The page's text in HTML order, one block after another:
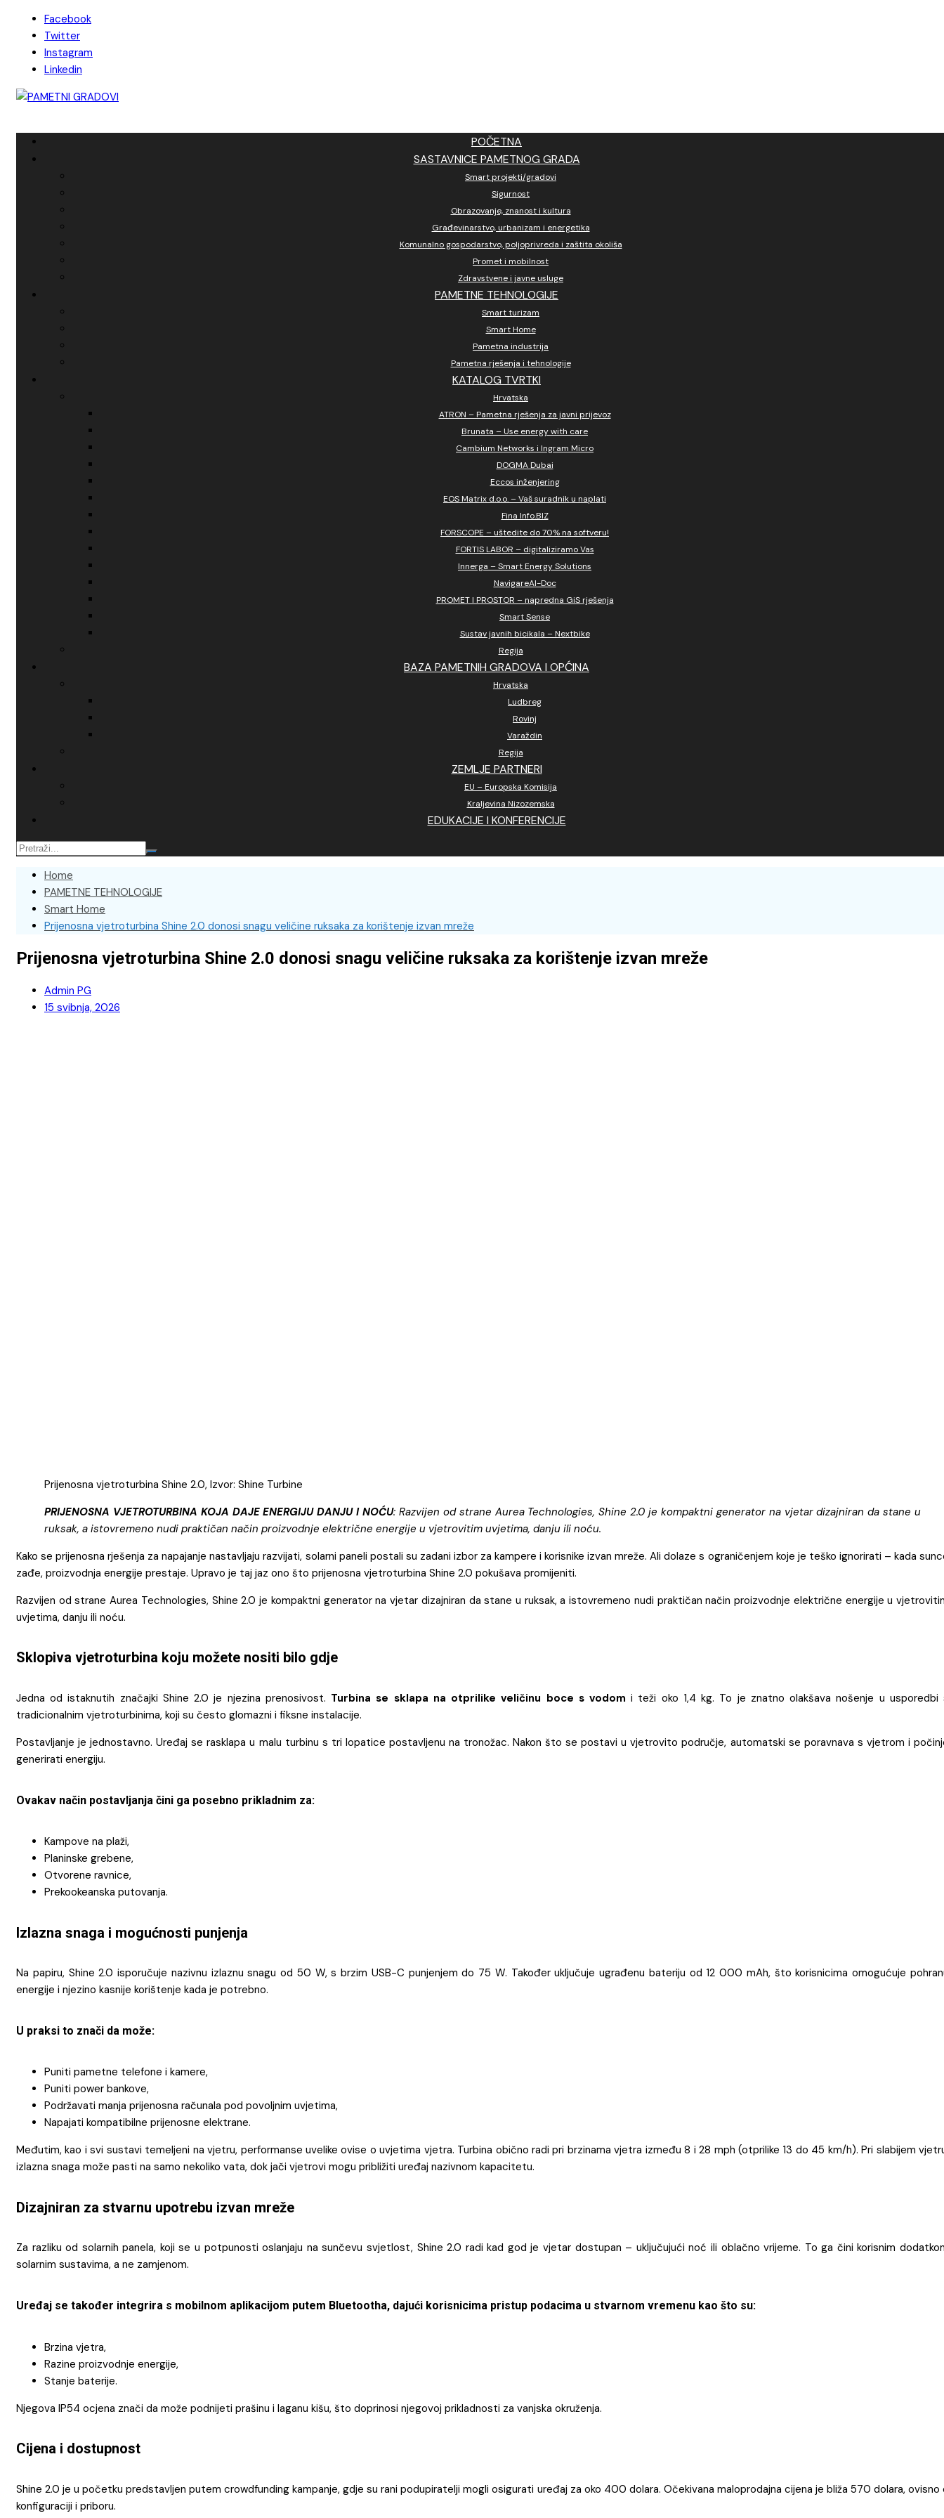
content
Facebook
Twitter
Instagram
Linkedin
POČETNA
SASTAVNICE PAMETNOG GRADA
Smart projekti/gradovi
Sigurnost
Obrazovanje, znanost i kultura
Građevinarstvo, urbanizam i energetika
Komunalno gospodarstvo, poljoprivreda i zaštita okoliša
Promet i mobilnost
Zdravstvene i javne usluge
PAMETNE TEHNOLOGIJE
Smart turizam
Smart Home
Pametna industrija
Pametna rješenja i tehnologije
KATALOG TVRTKI
Hrvatska
ATRON – Pametna rješenja za javni prijevoz
Brunata – Use energy with care
Cambium Networks i Ingram Micro
DOGMA Dubai
Eccos inženjering
EOS Matrix d.o.o. – Vaš suradnik u naplati
Fina Info.BIZ
FORSCOPE – uštedite do 70% na softveru!
FORTIS LABOR – digitaliziramo Vas
Innerga – Smart Energy Solutions
NavigareAI-Doc
PROMET I PROSTOR – napredna GiS rješenja
Smart Sense
Sustav javnih bicikala – Nextbike
Regija
BAZA PAMETNIH GRADOVA I OPĆINA
Hrvatska
Ludbreg
Rovinj
Varaždin
Regija
ZEMLJE PARTNERI
EU – Europska Komisija
Kraljevina Nizozemska
EDUKACIJE I KONFERENCIJE
Home
PAMETNE TEHNOLOGIJE
Smart Home
Prijenosna vjetroturbina Shine 2.0 donosi snagu veličine ruksaka za korištenje izvan mreže
Prijenosna vjetroturbina Shine 2.0 donosi snagu veličine ruksaka za korištenje izvan mreže
Admin PG
15 svibnja, 2026
Prijenosna vjetroturbina Shine 2.0, Izvor: Shine Turbine
PRIJENOSNA VJETROTURBINA KOJA DAJE ENERGIJU DANJU I NOĆU: Razvijen od strane Aurea Technologies, Shine 2.0 je kompaktni generator na vjetar dizajniran da stane u
ruksak, a istovremeno nudi praktičan način proizvodnje električne energije u vjetrovitim uvjetima, danju ili noću.
Kako se prijenosna rješenja za napajanje nastavljaju razvijati, solarni paneli postali su zadani izbor za kampere i korisnike izvan mreže. Ali dolaze s ograničenjem koje je teško ignorirati – kada
zađe, proizvodnja energije prestaje. Upravo je taj jaz ono što prijenosna vjetroturbina Shine 2.0 pokušava promijeniti.
Razvijen od strane Aurea Technologies, Shine 2.0 je kompaktni generator na vjetar dizajniran da stane u ruksak, a istovremeno nudi praktičan način proizvodnje električne energije u
uvjetima, danju ili noću.
Sklopiva vjetroturbina koju možete nositi bilo gdje
Jedna od istaknutih značajki Shine 2.0 je njezina prenosivost. Turbina se sklapa na otprilike veličinu boce s vodom i teži oko 1,4 kg. To je znatno olakšava nošenje u usporedbi
tradicionalnim vjetroturbinima, koji su često glomazni i fiksne instalacije.
Postavljanje je jednostavno. Uređaj se rasklapa u malu turbinu s tri lopatice postavljenu na tronožac. Nakon što se postavi u vjetrovito područje, automatski se poravnava s vjetrom i
generirati energiju.
Ovakav način postavljanja čini ga posebno prikladnim za:
Kampove na plaži,
Planinske grebene,
Otvorene ravnice,
Prekookeanska putovanja.
Izlazna snaga i mogućnosti punjenja
Na papiru, Shine 2.0 isporučuje nazivnu izlaznu snagu od 50 W, s brzim USB-C punjenjem do 75 W. Također uključuje ugrađenu bateriju od 12 000 mAh, što korisnicima omogućuje
energije i njezino kasnije korištenje kada je potrebno.
U praksi to znači da može:
Puniti pametne telefone i kamere,
Puniti power bankove,
Podržavati manja prijenosna računala pod povoljnim uvjetima,
Napajati kompatibilne prijenosne elektrane.
Međutim, kao i svi sustavi temeljeni na vjetru, performanse uvelike ovise o uvjetima vjetra. Turbina obično radi pri brzinama vjetra između 8 i 28 mph (otprilike 13 do 45 km/h). Pri slabijem
izlazna snaga može pasti na samo nekoliko vata, dok jači vjetrovi mogu približiti uređaj nazivnom kapacitetu.
Dizajniran za stvarnu upotrebu izvan mreže
Za razliku od solarnih panela, koji se u potpunosti oslanjaju na sunčevu svjetlost, Shine 2.0 radi kad god je vjetar dostupan – uključujući noć ili oblačno vrijeme. To ga čini korisnim
solarnim sustavima, a ne zamjenom.
Uređaj se također integrira s mobilnom aplikacijom putem Bluetootha, dajući korisnicima pristup podacima u stvarnom vremenu kao što su:
Brzina vjetra,
Razine proizvodnje energije,
Stanje baterije.
Njegova IP54 ocjena znači da može podnijeti prašinu i laganu kišu, što doprinosi njegovoj prikladnosti za vanjska okruženja.
Cijena i dostupnost
Shine 2.0 je u početku predstavljen putem crowdfunding kampanje, gdje su rani podupiratelji mogli osigurati uređaj za oko 400 dolara. Očekivana maloprodajna cijena je bliža 570 dolara, ovisno
konfiguraciji i priboru.